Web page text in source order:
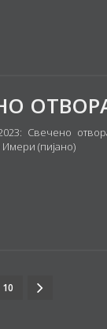
Свечено
(пијано)
10